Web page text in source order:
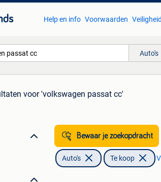
Help en info Voorwaarden
Auto's
voor 'volkswagen passat cc'
Bewaar je zoekopdracht
Auto's Te koop